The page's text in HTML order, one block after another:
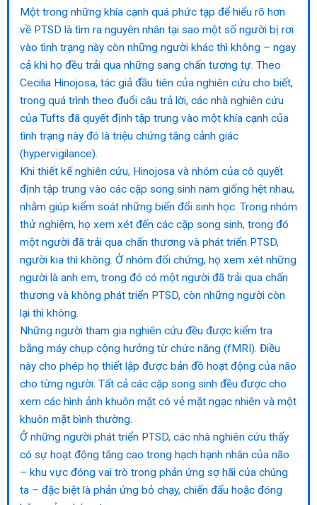
Một trong những khía cạnh quá phức tạp để hiểu rõ hơn
về PTSD là tìm ra nguyên nhân tại sao một số người bị rơi
vào tình trạng này còn những người khác thì không – ngay
cả khi họ đều trải qua những sang chấn tương tự. Theo
Cecilia Hinojosa, tác giả đầu tiên của nghiên cứu cho biết,
trong quá trình theo đuổi câu trả lời, các nhà nghiên cứu
của Tufts đã quyết định tập trung vào một khía cạnh của
tình trạng này đó là triệu chứng tăng cảnh giác
(hypervigilance).
Khi thiết kế nghiên cứu, Hinojosa và nhóm của cô quyết
định tập trung vào các cặp song sinh nam giống hệt nhau,
nhằm giúp kiểm soát những biến đổi sinh học. Trong nhóm
thử nghiệm, họ xem xét đến các cặp song sinh, trong đó
một người đã trải qua chấn thương và phát triển PTSD,
người kia thì không. Ở nhóm đối chứng, họ xem xét những
người là anh em, trong đó có một người đã trải qua chấn
thương và không phát triển PTSD, còn những người còn
lại thì không.
Những người tham gia nghiên cứu đều được kiểm tra
bằng máy chụp cộng hưởng từ chức năng (fMRI). Điều
này cho phép họ thiết lập được bản đồ hoạt động của não
cho từng người. Tất cả các cặp song sinh đều được cho
xem các hình ảnh khuôn mặt có vẻ mặt ngạc nhiên và một
khuôn mặt bình thường.
Ở những người phát triển PTSD, các nhà nghiên cứu thấy
có sự hoạt động tăng cao trong hạch hạnh nhân của não
– khu vực đóng vai trò trong phản ứng sợ hãi của chúng
ta – đặc biệt là phản ứng bỏ chạy, chiến đấu hoặc đóng